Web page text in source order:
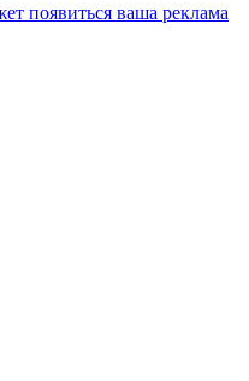
появиться ваша реклама